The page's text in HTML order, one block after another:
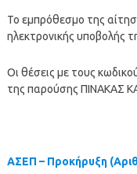
Το εµπρόθεσµο της
ηλεκτρονικής υποβολής
Οι θέσεις με τους
της παρούσης ΠΙΝΑΚΑΣ
ΑΣΕΠ – Προκήρυξη